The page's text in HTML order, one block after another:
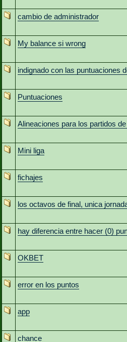
cambio de administrador
My balance si wrong
indignado con las puntuaciones
Puntuaciones
Alineaciones para los partidos
Mini liga
fichajes
los octavos de final, unica
hay diferencia entre hacer (0)
OKBET
error en los puntos
app
chance